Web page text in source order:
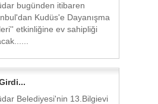
bugünden itibaren
Kudüs'e Dayanışma
etkinliğine ev sahipliği
Belediyesi'nin 13.Bilgievi